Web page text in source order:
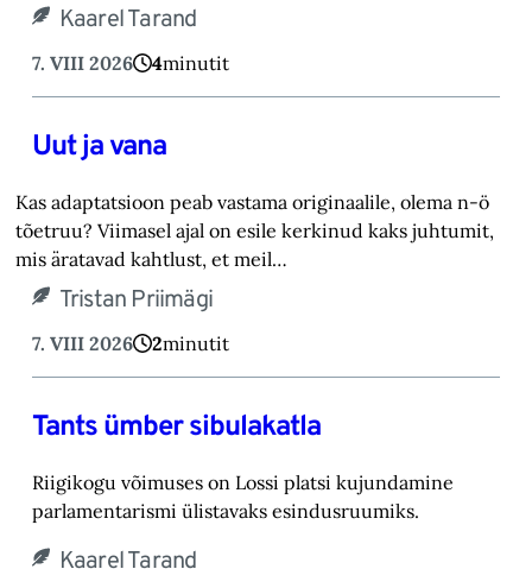
Kaarel Tarand
7. VIII 2026 4minutit
Uut ja vana
Kas adaptatsioon peab vastama originaalile, olema n-ö
tõetruu? Viimasel ajal on esile kerkinud kaks juhtumit,
mis äratavad kahtlust, et meil…
Tristan Priimägi
7. VIII 2026 2minutit
Tants ümber sibulakatla
Riigikogu võimuses on Lossi platsi kujundamine
parlamentarismi ülistavaks esindusruumiks.
Kaarel Tarand